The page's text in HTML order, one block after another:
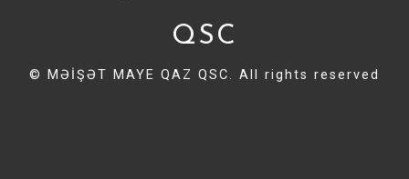
QSC
© MƏİŞƏT MAYE QAZ QSC. All rights reserved